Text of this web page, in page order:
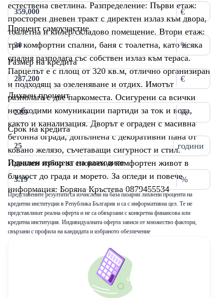
естествена светлина. Разпределение: Първи етаж:
просторен дневен тракт с директен излаз към двора,
тоалетна и килер/складово помещение. Втори етаж:
три комфортни спални, баня с тоалетна, като всяка
спалня разполага със собствен излаз към тераса.
Парцелът е с площ от 320 кв.м, отлично организиран
и подходящ за озеленяване и отдих. Имотът
разполага с две паркоместа. Осигурени са всички
необходими комуникации партиди за ток и вода,
както и канализация. Дворът е ограден с масивна
бетонна ограда, допълнена с декоративни пана от
ковано желязо, съчетаващи сигурност и стил.
Идеален избор за спокоен и комфортен живот в
близост до града и морето. За огледи и повече
информация: Боряна Кръстева 0879455534
€
Процент самоучастие
%
Размер на кредита
€
Лихвен процент
%
Срок на кредита
години
Годишен процент на разходите
%
Представените резултати са изчислени на база пазарни лихвени проценти на
кредитни институции в Република България и са с информативна цел. Те не
представляват реална оферта и не са обвързани с конкретна финансова или
кредитна институция. Индивидуалната оферта зависи от множество фактори,
свързани с профила на кандидата и избраното обезпечение